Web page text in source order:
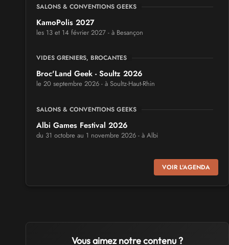
SALONS & CONVENTIONS GEEKS
KamoPolis 2027
les 13 et 14 février 2027 - à Besançon
VIDES GRENIERS, BROCANTES
Broc'Land Geek - Soultz 2026
le 20 septembre 2026 - à Soultz-Haut-Rhin
SALONS & CONVENTIONS GEEKS
Albi Games Festival 2026
du 31 octobre au 1 novembre 2026 - à Albi
Virtual Calais - salon du jeu vidéo et des loisirs
numériques 2026
SALONS & CONVENTIONS GEEKS
Trolls et Légendes 2027
VOIR L'AGENDA
Vous aimez notre contenu ?